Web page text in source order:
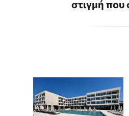
στιγμή που